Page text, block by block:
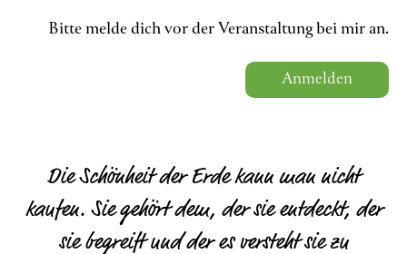
Bitte melde dich vor der Veranstaltung bei mir an.
Anmelden
Die Schönheit der Erde kann man nicht
kaufen. Sie gehört dem, der sie entdeckt, der
sie begreift und der es versteht sie zu